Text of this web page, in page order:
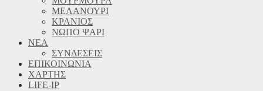
ΜΕΛΑΝΟΥΡΙ
ΚΡΑΝΙΟΣ
ΝΩΠΟ ΨΑΡΙ
ΝΕΑ
ΣΥΝΔΕΣΕΙΣ
ΕΠΙΚΟΙΝΩΝΙΑ
ΧΑΡΤΗΣ
LIFE-IP